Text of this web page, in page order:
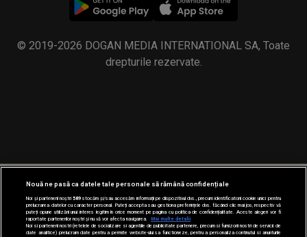
© 2019-2026 DOGAN MEDIA INTERNATIONAL SA, Toate
drepturile rezervate.
Nouă ne pasă ca datele tale personale să rămână confidențiale
Noi și partenerii noștri589stocăm și/sau accesăm informații pe dispozitivul dvs., precum identificatorii cookie unici pentru
prelucrarea datelor cu caracter personal. Puteți accepta sau gestiona preferințele dvs. făcând clic mai jos, respectiv vă
puteți opune utilizării unui interes legitim în orice moment pe pagina cu politica de confidențialitate. Aceste alegeri vor fi
raportate partenerilor noștri și nu vă vor afecta navigarea.
Mai multe detalii
Noi si partenerii nostri (retelele de socializare si agentiile de publicitate partenere, precum si furnizorii nostri de servicii de
date analitice) prelucram date pentru a permite website-ului sa functioneze, pentru a personaliza continutul si anunturile